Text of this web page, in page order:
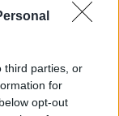
third parties, or
for
opt-out
nella
o